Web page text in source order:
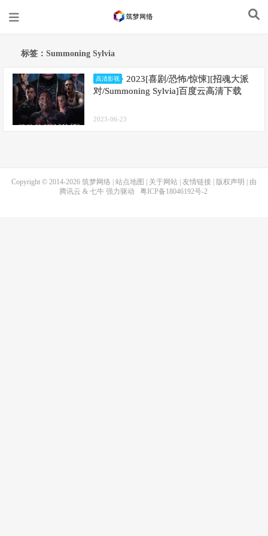
标签：Summoning Sylvia
高清影视
2023[喜剧/恐怖/惊悚][招魂大派
对/Summoning Sylvia]百度云高清下载
2023-06-23
Copyright © 2014-2026 筑梦网络 站点地图 关于网站 友情链接 版权声明
| 由
腾讯云 & 七牛强力驱动 粤ICP备18046192号-2